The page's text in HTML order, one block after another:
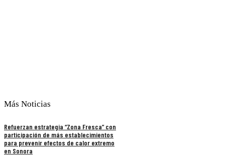
Más Noticias
Refuerzan estrategia “Zona Fresca” con
participación de más establecimientos
para prevenir efectos de calor extremo
en Sonora